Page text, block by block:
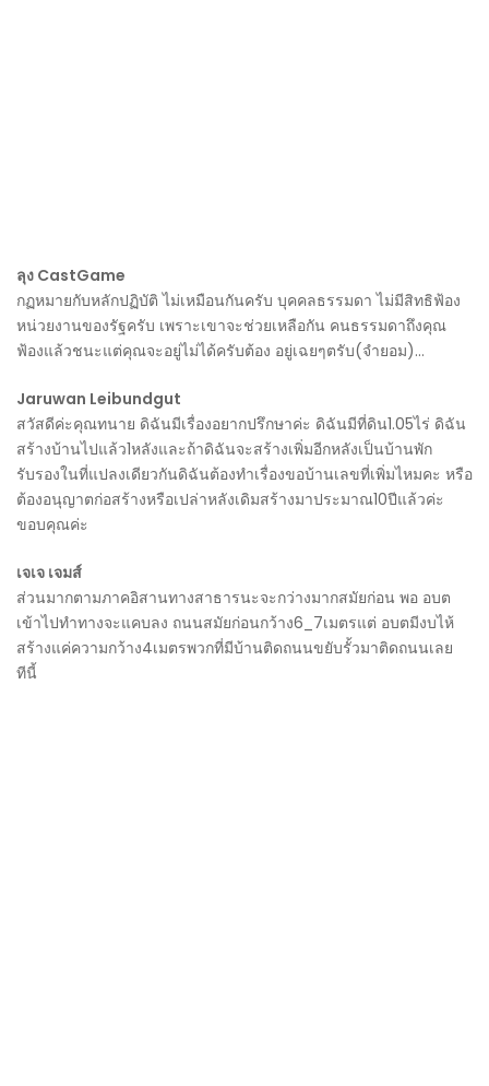
ลุง CastGame
กฏหมายกับหลักปฏิบัติ ไม่เหมือนกันครับ บุคคลธรรมดา ไม่มีสิทธิฟ้อง
หน่วยงานของรัฐครับ เพราะเขาจะช่วยเหลือกัน คนธรรมดาถึงคุณ
ฟ้องแล้วชนะแต่คุณจะอยู่ไม่ได้ครับต้อง อยู่เฉยๆตรับ(จำยอม)…
Jaruwan Leibundgut
สวัสดีค่ะคุณทนาย ดิฉันมีเรื่องอยากปรึกษาค่ะ ดิฉันมีที่ดิน1.05ไร่ ดิฉัน
สร้างบ้านไปแล้ว1หลังและถ้าดิฉันจะสร้างเพิ่มอีกหลังเป็นบ้านพัก
รับรองในที่แปลงเดียวกันดิฉันต้องทำเรื่องขอบ้านเลขที่เพิ่มไหมคะ หรือ
ต้องอนุญาตก่อสร้างหรือเปล่าหลังเดิมสร้างมาประมาณ10ปีแล้วค่ะ
ขอบคุณค่ะ
เจเจ เจมส์
ส่วนมากตามภาคอิสานทางสาธารนะจะกว่างมากสมัยก่อน พอ อบต
เข้าไปทำทางจะแคบลง ถนนสมัยก่อนกว้าง6_7เมตรแต่ อบตมีงบไห้
สร้างแค่ความกว้าง4เมตรพวกที่มีบ้านติดถนนขยับรั้วมาติดถนนเลย
ทีนี้